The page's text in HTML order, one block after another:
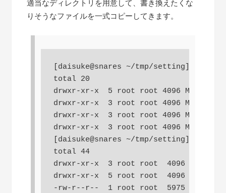
適当なディレクトリを用意して、書き換えたくな
りそうなファイルを一式コピーしてきます。
[daisuke@snares ~/tmp/setting] $ ls
total 20
drwxr-xr-x  5 root root 4096 May 10
drwxr-xr-x  3 root root 4096 May 10
drwxr-xr-x  3 root root 4096 May 10
drwxr-xr-x  3 root root 4096 May 10
[daisuke@snares ~/tmp/setting] $ ls
total 44
drwxr-xr-x  3 root root  4096 May 10
drwxr-xr-x  5 root root  4096 May 10
-rw-r--r--  1 root root  5975 May 10